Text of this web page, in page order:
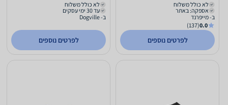
לא כולל משלוח
אספקה: באתר
ב- מייפרנד
0.0
(137)
לפרטים נוספים
לא כולל משלוח
עד 30 ימי עסקים
ב- Dogville
לפרטים נוספים